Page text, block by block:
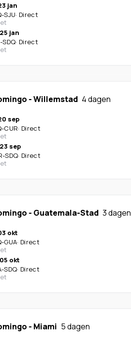
jan
-SJU· Direct
jan
-SDQ· Direct
-Willemstad 4 dagen
sep
-CUR· Direct
sep
-SDQ· Direct
- Guatemala-Stad 3 dagen
okt
-GUA· Direct
okt
-SDQ· Direct
- Miami 5 dagen